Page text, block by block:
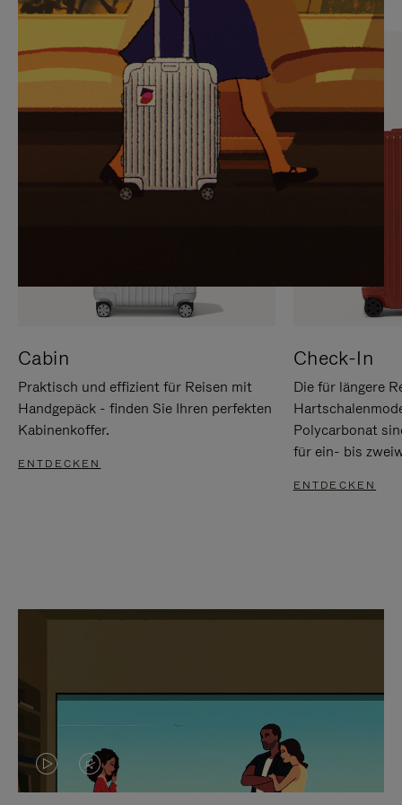
SIE,
UM
ANZUHALTEN
AUFHEBEN
DER
STUMMSCHALTUNG
Cabin
Praktisch und effizient für Reisen mit
Handgepäck - finden Sie Ihren perfekten
Kabinenkoffer.
ENTDECKEN
Check-In
Die für längere
Polycarbonat
für ein- bis
ENTDECKEN
DASVIDEO